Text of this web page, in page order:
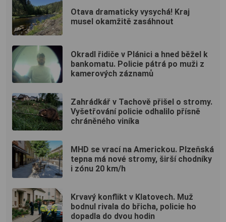
Otava dramaticky vysychá! Kraj
musel okamžitě zasáhnout
Okradl řidiče v Plánici a hned běžel k
bankomatu. Policie pátrá po muži z
kamerových záznamů
Zahrádkář v Tachově přišel o stromy.
Vyšetřování policie odhalilo přísně
chráněného viníka
MHD se vrací na Americkou. Plzeňská
tepna má nové stromy, širší chodníky
i zónu 20 km/h
Krvavý konflikt v Klatovech. Muž
bodnul rivala do břicha, policie ho
dopadla do dvou hodin